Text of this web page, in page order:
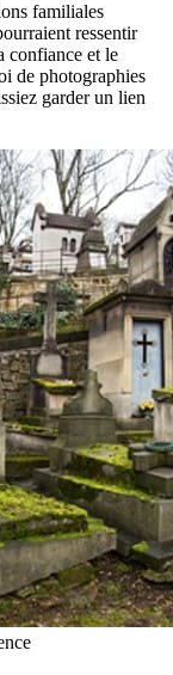
familiales
ressentir
confiance et le
de photographies
garder un lien